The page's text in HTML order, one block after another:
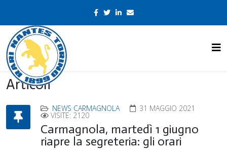
Articoli
NEWS CARMAGNOLA 31 MAGGIO 2021
VISITE: 2120
Carmagnola, martedì 1 giugno
riapre la segreteria: gli orari